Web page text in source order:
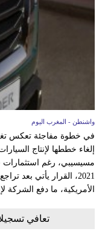
واشنطن - المغرب اليوم
إلغاء خططها لإنتاج
2021، القرار يأتي بعد
الأمريكية، ما دفع الشركة
تعافي